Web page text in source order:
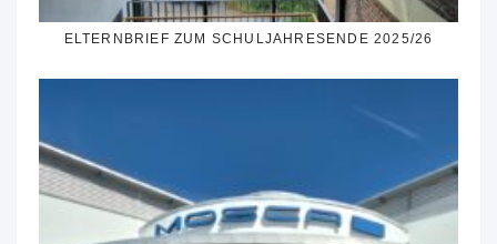
ELTERNBRIEF ZUM SCHULJAHRESENDE 2025/26